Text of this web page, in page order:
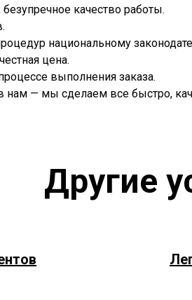
качество работы.
национальному
цена.
выполнения заказа.
нам — мы сделаем все быстро,
Другие